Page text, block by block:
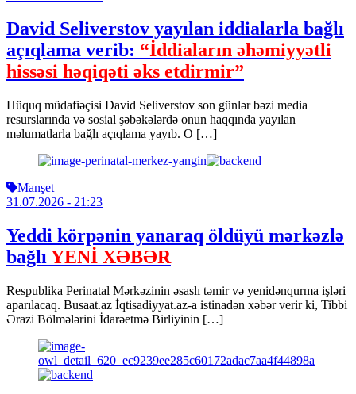
David Seliverstov yayılan iddialarla bağlı
açıqlama verib: “İddiaların əhəmiyyətli
hissəsi həqiqəti əks etdirmir”
Hüquq müdafiəçisi David Seliverstov son günlər bəzi media
resurslarında və sosial şəbəkələrdə onun haqqında yayılan
məlumatlarla bağlı açıqlama yayıb. O […]
Manşet
31.07.2026 - 21:23
Yeddi körpənin yanaraq öldüyü mərkəzlə
bağlıYENİ XƏBƏR
Respublika Perinatal Mərkəzinin əsaslı təmir və yenidənqurma işləri
aparılacaq. Busaat.az İqtisadiyyat.az-a istinadən xəbər verir ki, Tibbi
Ərazi Bölmələrini İdarəetmə Birliyinin […]